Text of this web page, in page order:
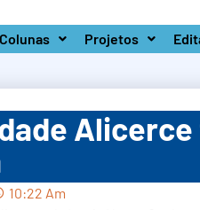
Colunas Projetos
10:22 Am